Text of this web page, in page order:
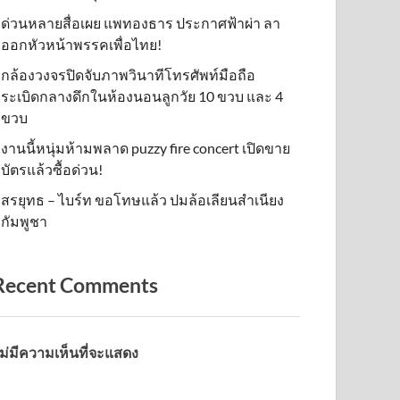
ด่วนหลายสื่อเผย แพทองธาร ประกาศฟ้าผ่า ลา
ออกหัวหน้าพรรคเพื่อไทย!
กล้องวงจรปิดจับภาพวินาทีโทรศัพท์มือถือ
ระเบิดกลางดึกในห้องนอนลูกวัย 10 ขวบ และ 4
ขวบ
งานนี้หนุ่มห้ามพลาด puzzy fire concert เปิดขาย
บัตรแล้วซื้อด่วน!
สรยุทธ – ไบร์ท ขอโทษแล้ว ปมล้อเลียนสำเนียง
กัมพูชา
Comments
มีความเห็นที่จะแสดง